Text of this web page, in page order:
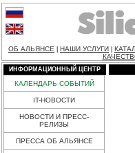
ОБ АЛЬЯНСЕ НАШИ УСЛУГИ
ИНФОРМАЦИОННЫЙ ЦЕНТР
КАЛЕНДАРЬ СОБЫТИЙ
IT-НОВОСТИ
НОВОСТИ И ПРЕСС-
РЕЛИЗЫ
ПРЕССА ОБ АЛЬЯНСЕ